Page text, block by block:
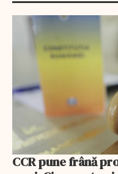
CCR pune frână